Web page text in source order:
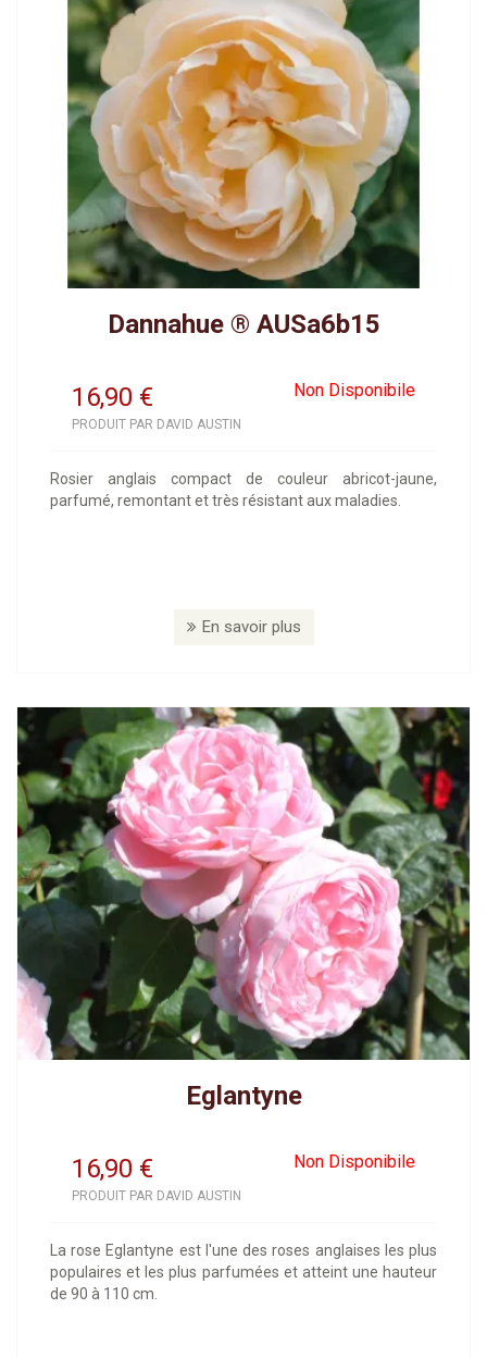
Dannahue ® AUSa6b15
16,90 Non Disponibile
€
PRODUIT PAR DAVID AUSTIN
Rosier anglais compact de couleur abricot-jaune,
parfumé, remontant et très résistant aux maladies.
En savoir plus
Eglantyne
16,90 Non Disponibile
€
PRODUIT PAR DAVID AUSTIN
La rose Eglantyne est l'une des roses anglaises les plus
populaires et les plus parfumées et atteint une hauteur
de 90 à 110 cm.